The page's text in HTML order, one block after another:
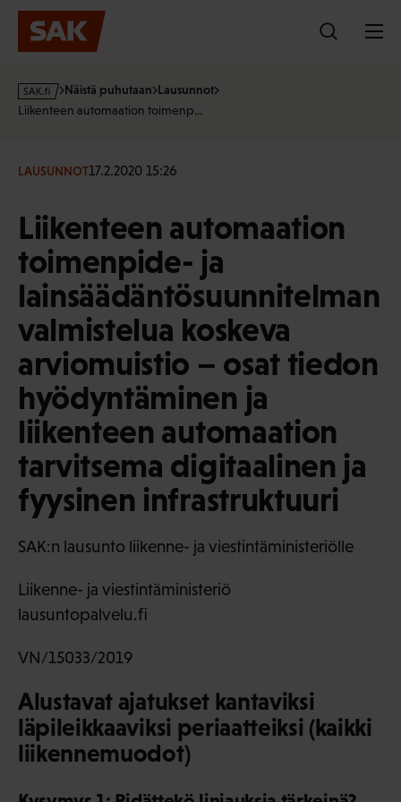
Hyppää
sisältöön
s
a
f
Näistä puhutaan Lausunnot
Liikenteen automaation toimenp…
LAUSUNNOT17.2.2020 15:26
Liikenteen automaation
toimenpide- ja
lainsäädäntösuunnitelman
valmistelua koskeva
arviomuistio – osat tiedon
hyödyntäminen ja
liikenteen automaation
tarvitsema digitaalinen ja
fyysinen infrastruktuuri
SAK:n lausunto liikenne- ja viestintäministeriölle
Liikenne- ja viestintäministeriö
lausuntopalvelu.fi
VN/15033/2019
Alustavat ajatukset kantaviksi
läpileikkaaviksi periaatteiksi (kaikki
liikennemuodot)